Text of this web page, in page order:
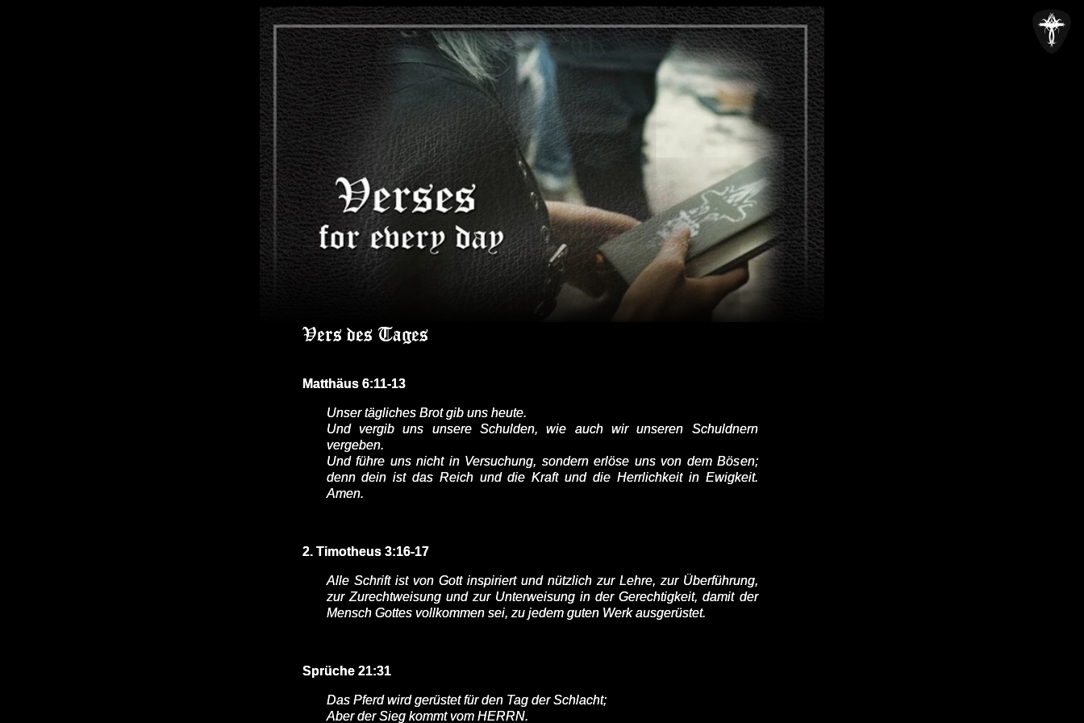
Vers des Tages
Matthäus 6:11-13
Unser tägliches Brot gib uns heute.
Und vergib uns unsere Schulden, wie auch wir unseren Schuldnern
vergeben.
Und führe uns nicht in Versuchung, sondern erlöse uns von dem Bösen;
denn dein ist das Reich und die Kraft und die Herrlichkeit in Ewigkeit.
Amen.
2. Timotheus 3:16-17
Alle Schrift ist von Gott inspiriert und nützlich zur Lehre, zur Überführung,
zur Zurechtweisung und zur Unterweisung in der Gerechtigkeit, damit der
Mensch Gottes vollkommen sei, zu jedem guten Werk ausgerüstet.
Sprüche 21:31
Das Pferd wird gerüstet für den Tag der Schlacht;
Aber der Sieg kommt vom HERRN.